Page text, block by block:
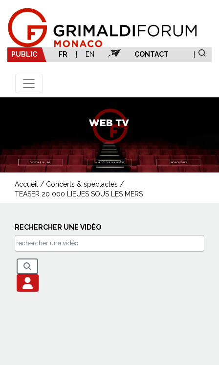
PUBLIC FR EN CONTACT
Accueil / Concerts & spectacles /
TEASER 20 000 LIEUES SOUS LES MERS
RECHERCHER UNE VIDÉO